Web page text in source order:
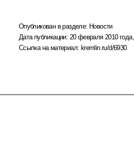
Опубликован в разделе: Новости
Дата публикации: 20 февраля 2010
Ссылка на материал: kremlin.ru/d/6930